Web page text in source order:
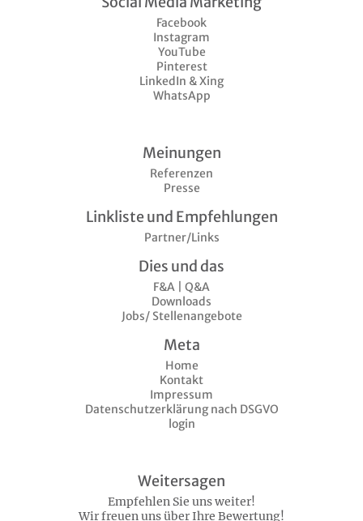
Facebook
Instagram
YouTube
Pinterest
LinkedIn & Xing
WhatsApp
Meinungen
Referenzen
Presse
Linkliste und Empfehlungen
Partner/Links
Dies und das
F&A | Q&A
Downloads
Jobs/ Stellenangebote
Meta
Home
Kontakt
Impressum
Datenschutzerklärung nach DSGVO
login
Weitersagen
Empfehlen Sie uns weiter!
Wir freuen uns über Ihre Bewertung!